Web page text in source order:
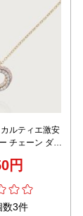
ルティエ激安
チェーン ダイ
円
数3件